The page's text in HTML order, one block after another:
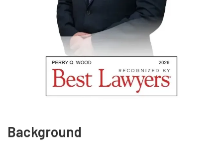
Background